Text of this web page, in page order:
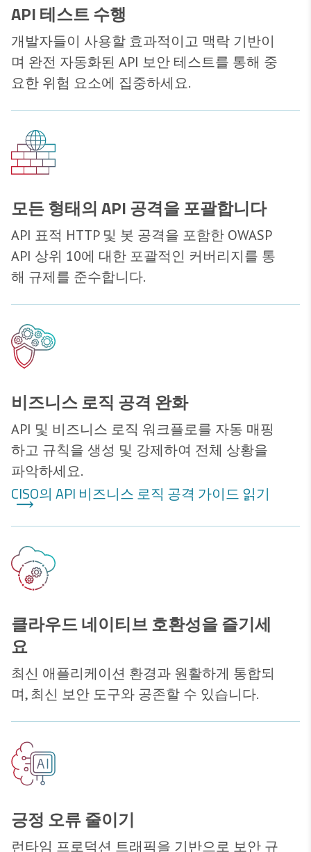
API 테스트 수행
개발자들이 사용할 효과적이고 맥락 기반이
며 완전 자동화된 API 보안 테스트를 통해 중
요한 위험 요소에 집중하세요.
모든 형태의 API 공격을 포괄합니다
API 표적 HTTP 및 봇 공격을 포함한 OWASP
API 상위 10에 대한 포괄적인 커버리지를 통
해 규제를 준수합니다.
비즈니스 로직 공격 완화
API 및 비즈니스 로직 워크플로를 자동 매핑
하고 규칙을 생성 및 강제하여 전체 상황을
파악하세요.
CISO의 API 비즈니스 로직 공격 가이드 읽기
클라우드 네이티브 호환성을 즐기세
요
최신 애플리케이션 환경과 원활하게 통합되
며, 최신 보안 도구와 공존할 수 있습니다.
긍정 오류 줄이기
런타임 프로덕션 트래픽을 기반으로 보안 규